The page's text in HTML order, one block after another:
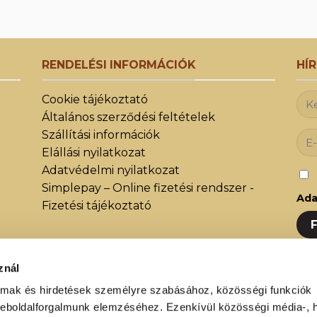
és hirdetések személyre szabásához, közösségi funkciók
elemzéséhez. Ezenkívül közösségi média-,
RENDELÉSI INFORMÁCIÓK
Cookie tájékoztató
Általános szerződési feltételek
Szállítási információk
Elállási nyilatkozat
Adatvédelmi nyilatkozat
Simplepay – Online fizetési rendszer -
Fizetési tájékoztató